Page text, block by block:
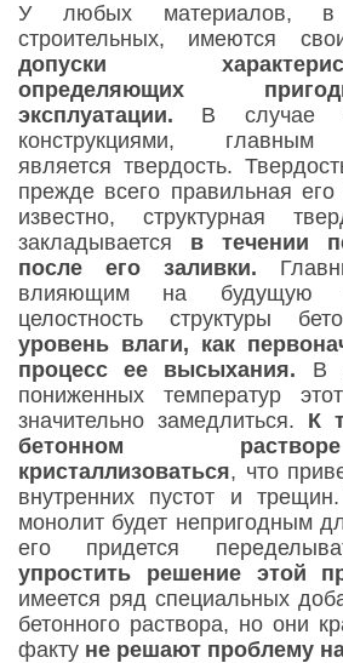
У любых материалов,
строительных, имеются
допуски
определяющих
эксплуатации. В случае
конструкциями, главным
является твердость.
прежде всего правильная его
известно, структурная
закладывается в течении
после его заливки.
влияющим на будущую
целостность структуры
уровень влаги, как
процесс ее высыхания. В
пониженных температур
значительно замедлиться. К
бетонном
кристаллизоваться, что
внутренних пустот и
монолит будет непригодным
его придется
упростить решение этой
имеется ряд специальных
бетонного раствора, но они
факту не решают проблему